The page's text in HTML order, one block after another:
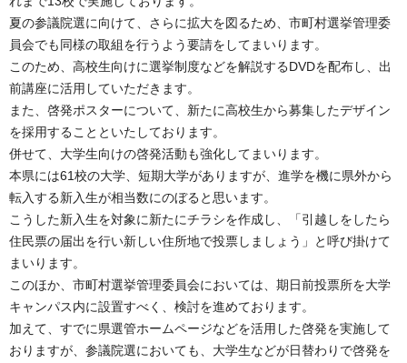
夏の参議院選に向けて、さらに拡大を図るため、市町村選挙管理委
員会でも同様の取組を行うよう要請をしてまいります。
このため、高校生向けに選挙制度などを解説するDVDを配布し、出
前講座に活用していただきます。
また、啓発ポスターについて、新たに高校生から募集したデザイン
を採用することといたしております。
併せて、大学生向けの啓発活動も強化してまいります。
本県には61校の大学、短期大学がありますが、進学を機に県外から
転入する新入生が相当数にのぼると思います。
こうした新入生を対象に新たにチラシを作成し、「引越しをしたら
住民票の届出を行い新しい住所地で投票しましょう」と呼び掛けて
まいります。
このほか、市町村選挙管理委員会においては、期日前投票所を大学
キャンパス内に設置すべく、検討を進めております。
加えて、すでに県選管ホームページなどを活用した啓発を実施して
おりますが、参議院選においても、大学生などが日替わりで啓発を